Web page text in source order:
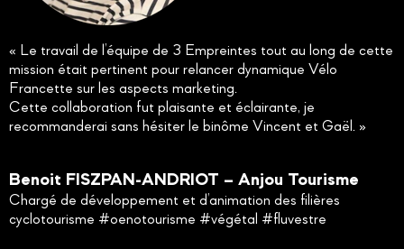
« Le travail de l’équipe de 3 Empreintes tout au long de cette
mission était pertinent pour relancer dynamique Vélo
Francette sur les aspects marketing.
Cette collaboration fut plaisante et éclairante, je
recommanderai sans hésiter le binôme Vincent et Gaël. »
Benoit FISZPAN-ANDRIOT – Anjou Tourisme
Chargé de développement et d’animation des filières
cyclotourisme #oenotourisme #végétal #fluvestre